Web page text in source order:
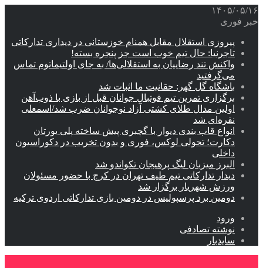
۱۴۰۵/۰۵/۱۶
خبر فوری
پیروزی استقلال مقابل همنام خوزستانی در دیداری تدارکاتی
تاجرنیا: حال تیم خوب است جز پنجره بسته!
واکنش تند رضاییان به استقلالی‌ها/ به جای اولتیماتوم تماس
می‌گرفتید
باشگاه گل گهر: حقانیت ما اثبات شد
برگزاری تمرین تیم فوتبال جوانان قبل از بازی با ذوب‌آهن
اولین مدال طلای کشتی آزاد نوجوانان ضرب شد/اسمعلی
نقره‌ای شد
انواع قاب بندی دیوار با گچبری پیش ساخته پلی یورتان
دکارت؛ تحولی لوکس، فوری و بدون تخریب در دکوراسیون
داخلی
البرز میزبان لیگ پرهیجان تکواندو شد
دیدار تدارکاتی تیم طیف تهران در کرج با حضور مسئولان
ورزش شهریار برگزار شد
دومین برد پرسپولیس در دومین بازی تدارکاتی اردوی ترکیه
ورود
نوشته تصادفی
سایدبار